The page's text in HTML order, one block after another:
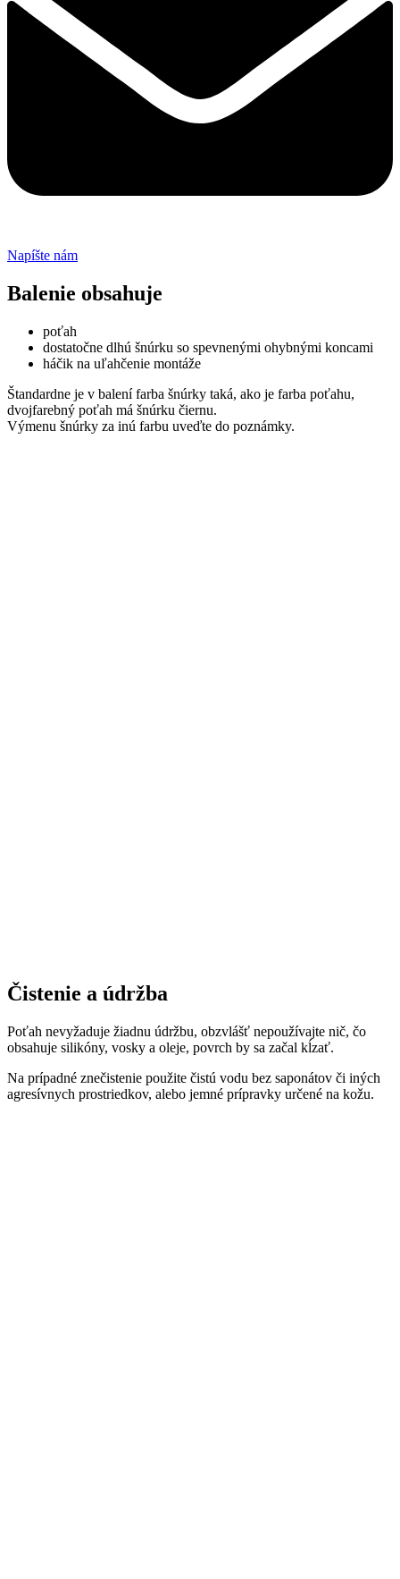
Napíšte nám
Balenie obsahuje
poťah
dostatočne dlhú šnúrku so spevnenými ohybnými koncami
háčik na uľahčenie montáže
Štandardne je v balení farba šnúrky taká, ako je farba poťahu,
dvojfarebný poťah má šnúrku čiernu.
Výmenu šnúrky za inú farbu uveďte do poznámky.
Čistenie a údržba
Poťah nevyžaduje žiadnu údržbu, obzvlášť nepoužívajte nič, čo
obsahuje silikóny, vosky a oleje, povrch by sa začal kĺzať.
Na prípadné znečistenie použite čistú vodu bez saponátov či iných
agresívnych prostriedkov, alebo jemné prípravky určené na kožu.